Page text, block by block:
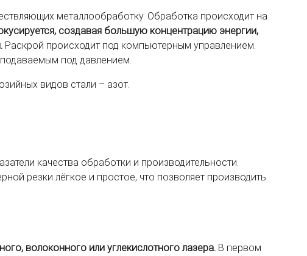
металлообработку. Обработка происходит на
создавая большую концентрацию энергии,
Раскрой происходит под компьютерным управлением.
подаваемым под давлением.
видов стали – азот.
качества обработки и производительности.
резки лёгкое и простое, что позволяет производить
волоконного или углекислотного лазера. В первом